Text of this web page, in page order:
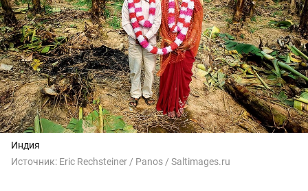
Индия
Источник: Eric Rechsteiner / Panos / Saltimages.ru